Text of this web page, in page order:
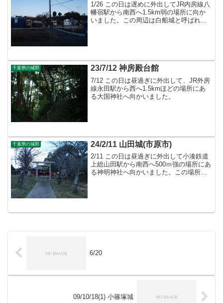
1/26 この日は遅めに外出してJR内房線八
幡宿駅から南西へ1.5km弱の場所に向か
いました。この周辺は白船城と呼ばれる
千葉県の城郭 23/7/12 神房殿台館
7/12 この日は昼過ぎに外出して、JR外房
線永田駅から西へ1.5kmほどの場所にあ
る大国神社へ向かいました。
千葉県の城郭 24/2/11 山田城(市原市)
2/11 この日は昼過ぎに外出して小湊鉄道
上総山田駅から南西へ500ｍ強の場所にあ
る神明神社へ向かいました。この場所は
6/20
09/10/18(1) 小篠塚城